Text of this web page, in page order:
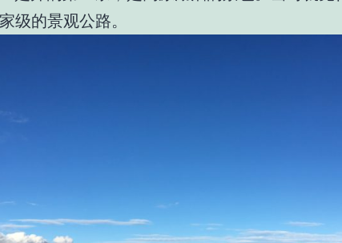
级的景观公路。